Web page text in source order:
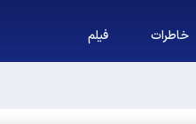
خاطرات فیلم
"حزب اللهی های متخصص" است